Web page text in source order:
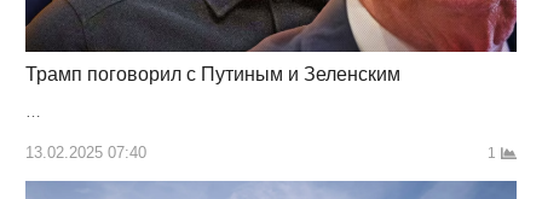
Трамп поговорил с Путиным и Зеленским
13.02.2025 07:40 1